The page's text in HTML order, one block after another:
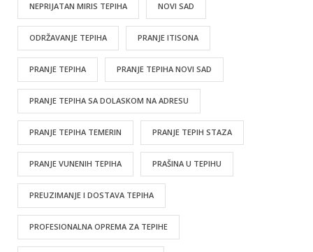
NEPRIJATAN MIRIS TEPIHA NOVI SAD
ODRŽAVANJE TEPIHA PRANJE ITISONA
PRANJE TEPIHA PRANJE TEPIHA NOVI SAD
PRANJE TEPIHA SA DOLASKOM NA ADRESU
PRANJE TEPIHA TEMERIN PRANJE TEPIH STAZA
PRANJE VUNENIH TEPIHA PRAŠINA U TEPIHU
PREUZIMANJE I DOSTAVA TEPIHA
PROFESIONALNA OPREMA ZA TEPIHE